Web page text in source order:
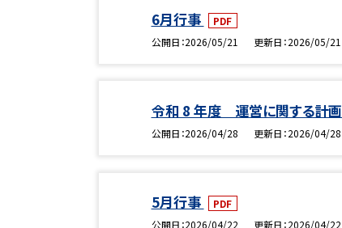
6月行事
PDF
公開日 2026/05/21 更新日 2026/05/21
令和 8 年度 運営に関する計画
公開日 2026/04/28 更新日 2026/04/28
5月行事
PDF
公開日 2026/04/22 更新日 2026/04/22